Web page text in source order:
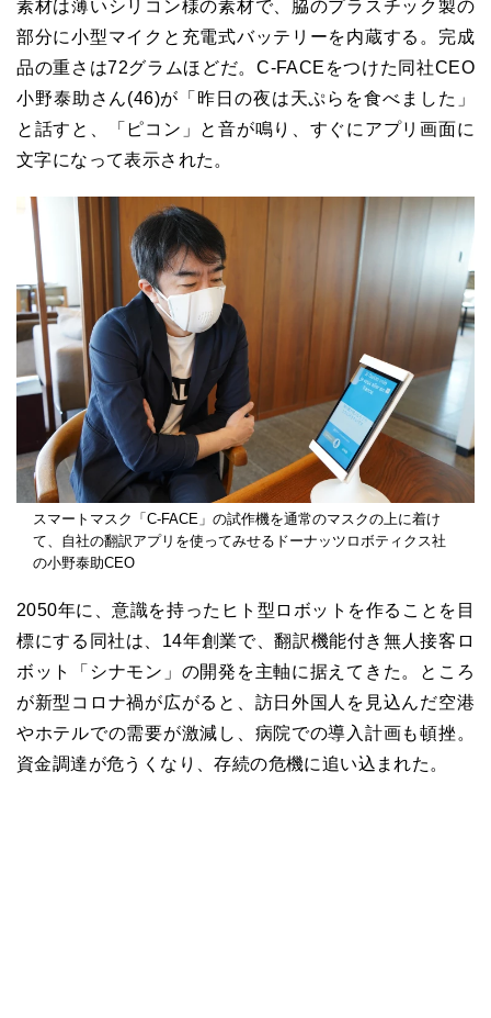
素材は薄いシリコン様の素材で、脇のプラスチック製の
部分に小型マイクと充電式バッテリーを内蔵する。完成
品の重さは72グラムほどだ。C-FACEをつけた同社CEO
小野泰助さん(46)が「昨日の夜は天ぷらを食べました」
と話すと、「ピコン」と音が鳴り、すぐにアプリ画面に
文字になって表示された。
スマートマスク「C-FACE」の試作機を通常のマスクの上に着け
て、自社の翻訳アプリを使ってみせるドーナッツロボティクス社
の小野泰助CEO
2050年に、意識を持ったヒト型ロボットを作ることを目
標にする同社は、14年創業で、翻訳機能付き無人接客ロ
ボット「シナモン」の開発を主軸に据えてきた。ところ
が新型コロナ禍が広がると、訪日外国人を見込んだ空港
やホテルでの需要が激減し、病院での導入計画も頓挫。
資金調達が危うくなり、存続の危機に追い込まれた。